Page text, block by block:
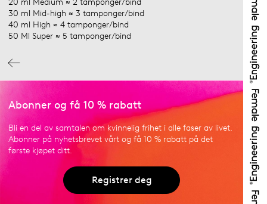
20 ml Medium ≈ 2 tamponger/bind
30 ml Mid-high ≈ 3 tamponger/bind
40 ml High ≈ 4 tamponger/bind
50 Ml Super ≈ 5 tamponger/bind
Abonner og få 10 % rabatt
Bli en del av samtalen om kvinnelig frihet i alle faser av livet.
Abonner på nyhetsbrevet vårt og få 10 % rabatt på det
første kjøpet ditt.
Registrer deg